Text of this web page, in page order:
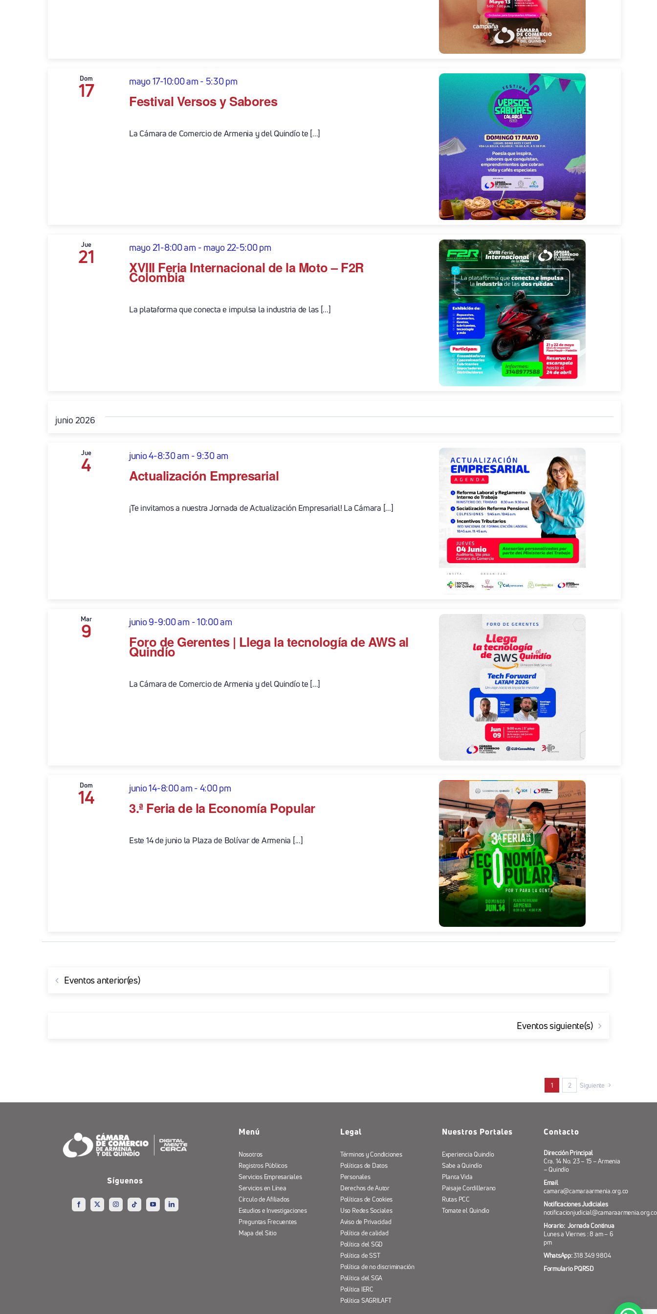
Dom
17 Festival Versos y Sabores
mayo 17-10:00 am- 5:30 pm
La Cámara de Comercio de Armenia y del Quindío te [...]
Jue
21 XVIII Feria Internacional de la Moto – F2R
Colombia
mayo 21-8:00 am -mayo 22-5:00 pm
La plataforma que conecta e impulsa la industria de las [...]
junio 2026
Jue
4 Actualización Empresarial
junio 4-8:30 am -9:30 am
¡Te invitamos a nuestra Jornada de Actualización Empresarial! La Cámara [...]
Mar
9 Foro de Gerentes | Llega la tecnología de AWS al
Quindío
junio 9-9:00 am -10:00 am
La Cámara de Comercio de Armenia y del Quindío te [...]
Dom
14 3.ª Feria de la Economía Popular
junio 14-8:00 am-4:00 pm
Este 14 de junio la Plaza de Bolívar de Armenia [...]
Eventosanterior(es)
Eventossiguiente(s)
1 2 Siguiente
Síguenos
Menú
Nosotros
Registros Públicos
Servicios Empresariales
Servicios en Línea
Círculo de Afiliados
Estudios e Investigaciones
Preguntas Frecuentes
Mapa del Sitio
Legal
Términos y Condiciones
Políticas de Datos
Personales
Derechos de Autor
Políticas de Cookies
Uso Redes Sociales
Aviso de Privacidad
Política de calidad
Política del SGD
Política de SST
Política de no discriminación
Política del SGA
Política IERC
Política SAGRILAFT
Nuestros Portales
Experiencia Quindío
Sabe a Quindío
Planta Vida
Paisaje Cordillerano
Rutas PCC
Tomate el Quindío
Contacto
Dirección Principal
Cra. 14 No. 23 – 15 – Armenia
– Quindío
Email
camara@camaraarmenia.org.co
Notificaciones Judiciales
notificacionjudicial@camaraarmenia.org.co
Horario: Jornada Continua
Lunes a Viernes : 8 am – 6
pm
WhatsApp:318 349 9804
Formulario PQRSD